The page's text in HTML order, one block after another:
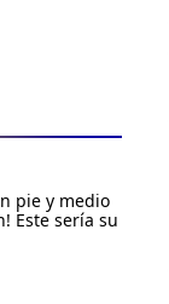
pie y medio
Este sería su